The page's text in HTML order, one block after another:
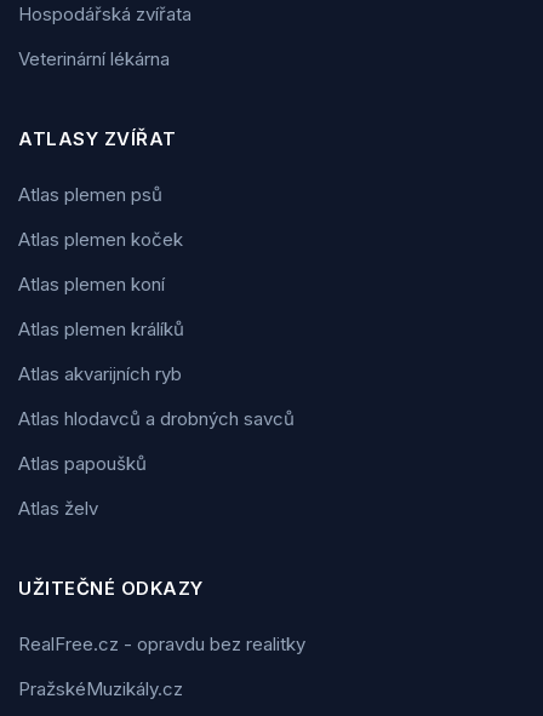
Hospodářská zvířata
Veterinární lékárna
ATLASY ZVÍŘAT
Atlas plemen psů
Atlas plemen koček
Atlas plemen koní
Atlas plemen králíků
Atlas akvarijních ryb
Atlas hlodavců a drobných savců
Atlas papoušků
Atlas želv
UŽITEČNÉ ODKAZY
RealFree.cz - opravdu bez realitky
PražskéMuzikály.cz